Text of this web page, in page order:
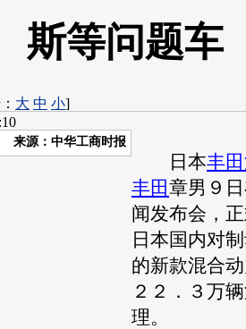
斯等问题车
大 中 小]
来源： 中华工商时报
日本丰
丰田章男９
闻发布会，
日本国内对
的新款混合
２２．３万
理。